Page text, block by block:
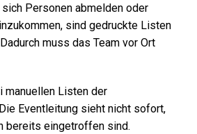
sich Personen abmelden oder
sind gedruckte Listen
muss das Team vor Ort
manuellen Listen der
Eventleitung sieht nicht sofort,
bereits eingetroffen sind.